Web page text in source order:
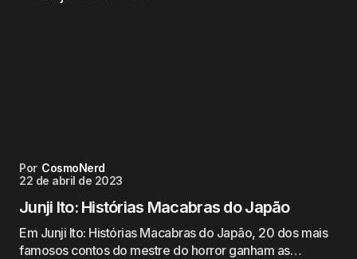
Por CosmoNerd
22 de abril de 2023
Junji Ito: Histórias Macabras do Japão
Em Junji Ito: Histórias Macabras do Japão, 20 dos mais
famosos contos do mestre do horror ganham as…